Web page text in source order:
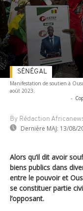
Manifestation de soutien à
août 2023.
-
By Rédaction
Dernière MAJ: 13/08/
SÉNÉGAL
Alors qu’il dit avoir
biens publics dans
entre le pouvoir et
se constituer partie
l’opposant.